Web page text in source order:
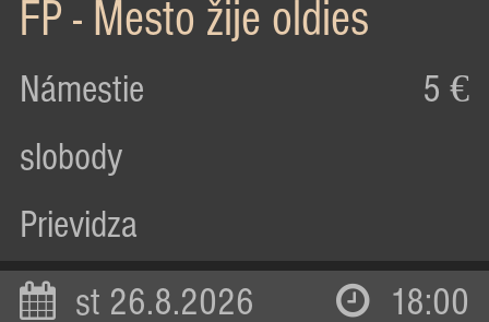
FP - Mesto žije oldies
Námestie
slobody
Prievidza
5 €
st 26.8.2026 18:00